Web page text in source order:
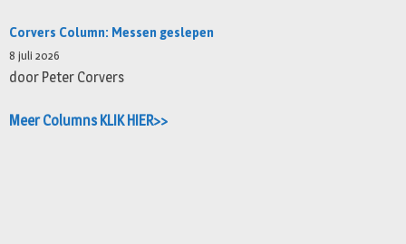
Corvers Column: Messen geslepen
8 juli 2026
door Peter Corvers
Meer Columns KLIK HIER>>